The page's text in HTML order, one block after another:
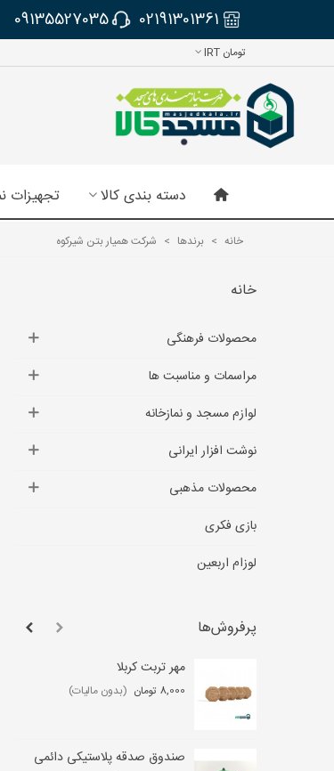
02191301361
09135527035
تومان IRT
دسته بندی کالا تجهیزات
خانه > برندها > شرکت همیار بتن شیرکوه
خانه
محصولات فرهنگی
مراسمات و مناسبت ها
لوازم مسجد و نمازخانه
نوشت افزار ایرانی
محصولات مذهبی
بازی فکری
لوزام اربعین
پرفروش‌ها
مهر تربت کربلا
8,000 تومان (بدون مالیات)
صندوق صدقه پلاستیکی دائمی